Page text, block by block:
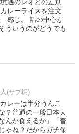
遇のレオとの差別
レーライスを注文
感じ。 話の中心が
ういうのがどうでも
(サブ垢)
レーは半分うんこ
？普通の一般日本人
んか食えるか」「普
ゃね？だからガチ保